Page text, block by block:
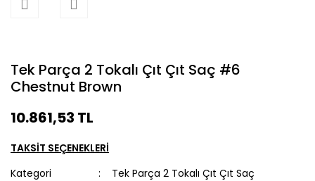
Tek Parça 2 Tokalı Çıt Çıt Saç #6
Chestnut Brown
10.861,53 TL
TAKSİT SEÇENEKLERİ
Kategori
Tek Parça 2 Tokalı Çıt Çıt Saç